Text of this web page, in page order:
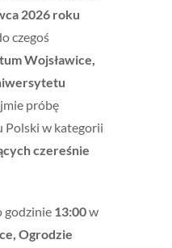
2026 roku
czegoś
Wojsławice,
próbę
Polski w kategorii
czereśnie
godzinie 13:00w
Ogrodzie